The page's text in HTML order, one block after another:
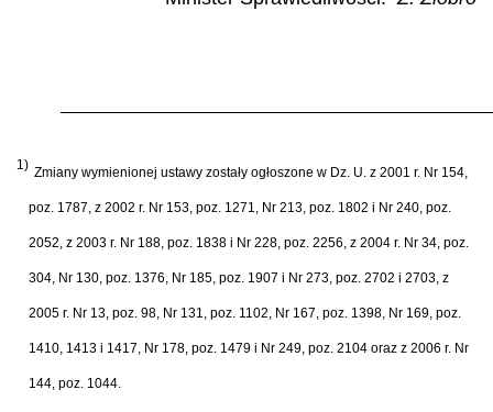
1) Zmiany wymienionej ustawy zostały ogłoszone w Dz. U. z 2001 r. Nr 154,
poz. 1787, z 2002 r. Nr 153, poz. 1271, Nr 213, poz. 1802 i Nr 240, poz.
2052, z 2003 r. Nr 188, poz. 1838 i Nr 228, poz. 2256, z 2004 r. Nr 34, poz.
304, Nr 130, poz. 1376, Nr 185, poz. 1907 i Nr 273, poz. 2702 i 2703, z
2005 r. Nr 13, poz. 98, Nr 131, poz. 1102, Nr 167, poz. 1398, Nr 169, poz.
1410, 1413 i 1417, Nr 178, poz. 1479 i Nr 249, poz. 2104 oraz z 2006 r. Nr
144, poz. 1044.